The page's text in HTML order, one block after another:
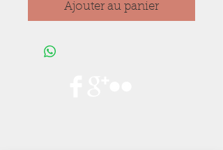
Ajouter au panier